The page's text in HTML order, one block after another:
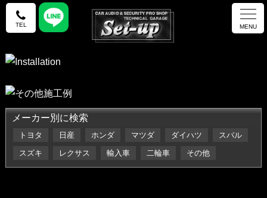
TEL MENU
メーカー別に検索
トヨタ 日産 ホンダ マツダ ダイハツ
スバル
スズキ
レクサス 輸入車 二輪車 その他